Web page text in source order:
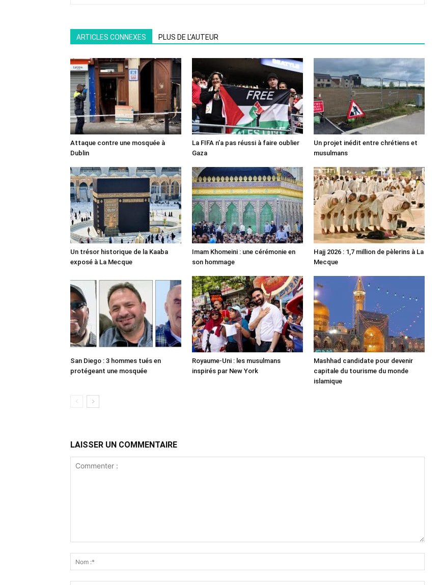
ARTICLES CONNEXES PLUS DE L'AUTEUR
Attaque contre une mosquée à
Dublin
La FIFA n’a pas réussi à faire oublier
Gaza
Un projet inédit entre chrétiens et
musulmans
Un trésor historique de la Kaaba
exposé à La Mecque
Imam Khomeini : une cérémonie en
son hommage
Hajj 2026 : 1,7 million de pèlerins à La
Mecque
San Diego : 3 hommes tués en
protégeant une mosquée
Royaume-Uni : les musulmans
inspirés par New York
Mashhad candidate pour devenir
capitale du tourisme du monde
islamique
LAISSER UN COMMENTAIRE